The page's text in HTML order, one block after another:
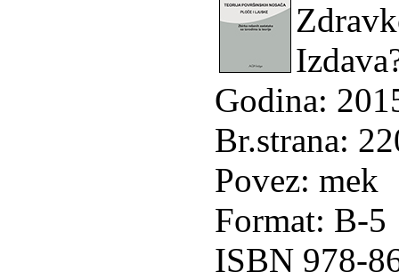
Godina:
Br.strana:
Povez: mek
Format: B-5
ISBN 978-